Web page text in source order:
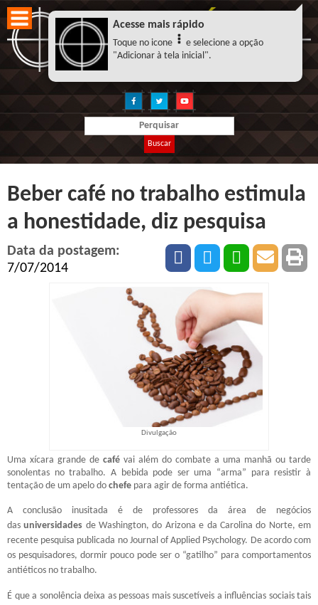
Buscar
Beber café no trabalho estimula
a honestidade, diz pesquisa
Data da postagem:
7/07/2014
Divulgação
Uma xícara grande de café vai além do combate a uma manhã ou tarde
sonolentas no trabalho. A bebida pode ser uma “arma” para resistir à
tentação de um apelo do chefe para agir de forma antiética.
A conclusão inusitada é de professores da área de negócios
dasuniversidades de Washington, do Arizona e da Carolina do Norte, em
recente pesquisa publicada no Journal of Applied Psychology. De acordo com
os pesquisadores, dormir pouco pode ser o “gatilho” para comportamentos
antiéticos no trabalho.
É que a sonolência deixa as pessoas mais suscetíveis a influências sociais tais
Acesse mais rápido
Toque no icone
e selecione a opção
"Adicionar à tela inicial".